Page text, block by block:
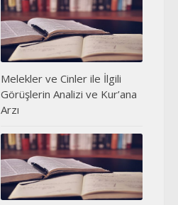
Melekler ve Cinler ile İlgili
Görüşlerin Analizi ve Kur’ana
Arzı